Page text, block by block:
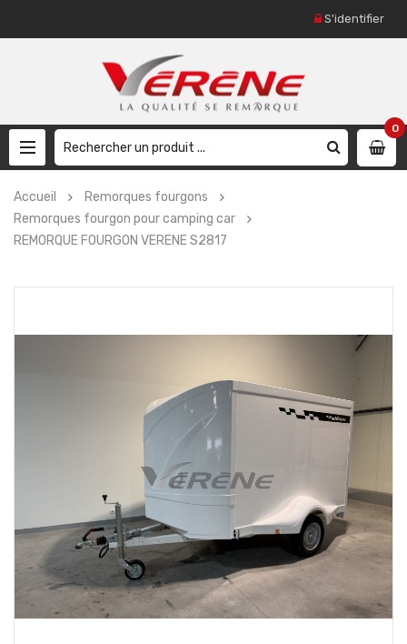
S'identifier
0
Accueil
Remorques fourgons
Remorques fourgon pour camping car
REMORQUE FOURGON VERENE S2817